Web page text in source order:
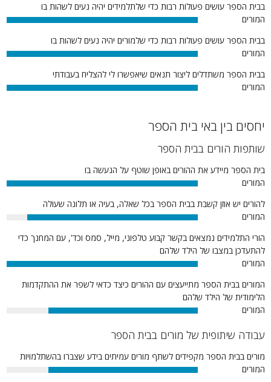
בבית הספר עושים פעולות רבות כדי שלתלמידים יהיה נעים לשהות בו
המורים
100%
בבית הספר עושים פעולות רבות כדי שלמורים יהיה נעים לשהות בו
המורים
100%
בבית הספר משתדלים ליצור תנאים שיאפשרו לי להצליח בעבודתי
המורים
100%
יחסים בין באי בית הספר
שותפות הורים בבית הספר
בית הספר מיידע את ההורים באופן שוטף על הנעשה בו
המורים
100%
להורים יש אוזן קשבת בבית הספר בכל שאלה, בעיה או תלונה שעולה
המורים
89%
הורי התלמידים נמצאים בקשר קבוע טלפוני, מייל, סמס וכד', עם המחנך כדי
להתעדכן במצבו של הילד שלהם
המורים
100%
המורים בבית הספר מתייעצים עם ההורים כיצד כדאי לשפר את ההתקדמות
הלימודית של הילד שלהם
המורים
78%
עבודה שיתופית של מורים בבית הספר
מורים בבית הספר מקפידים לשתף מורים עמיתים בידע שצברו בהשתלמויות
המורים
78%